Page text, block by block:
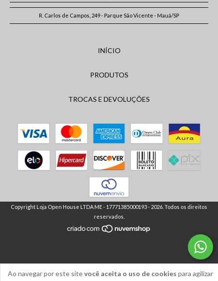
Ao navegar por este sitevocê aceita o uso de cookies para agilizar
R. Carlos de Campos, 249 - Parque São Vicente - Mauá/SP
INÍCIO
PRODUTOS
TROCAS E DEVOLUÇÕES
Copyright Loja Open House LTDA ME - 17771385000193 - 2026. Todos os direitos
reservados.